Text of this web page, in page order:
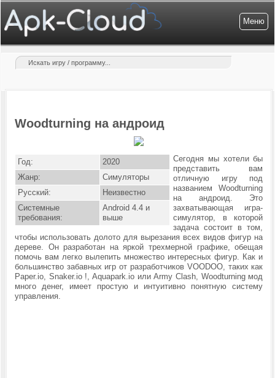
Меню
Woodturning на андроид
Год:
2020
Жанр:
Симуляторы
Русский:
Неизвестно
Системные
требования:
Android 4.4 и
выше
Сегодня мы хотели бы
представить вам
отличную игру под
названием Woodturning
на андроид. Это
захватывающая игра-
симулятор, в которой
задача состоит в том,
чтобы использовать долото для вырезания всех видов фигур на
дереве. Он разработан на яркой трехмерной графике, обещая
помочь вам легко вылепить множество интересных фигур. Как и
большинство забавных игр от разработчиков VOODOO, таких как
Paper.io, Snaker.io !, Aquapark.io или Army Clash, Woodturning мод
много денег, имеет простую и интуитивно понятную систему
управления.